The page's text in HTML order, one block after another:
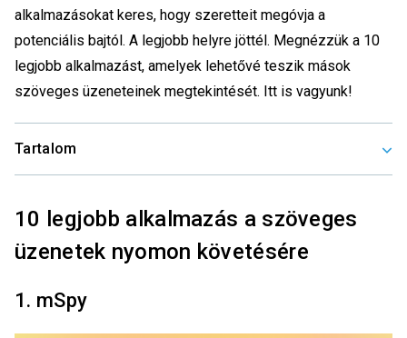
alkalmazásokat keres, hogy szeretteit megóvja a
potenciális bajtól. A legjobb helyre jöttél. Megnézzük a 10
legjobb alkalmazást, amelyek lehetővé teszik mások
szöveges üzeneteinek megtekintését. Itt is vagyunk!
Tartalom
10 legjobb alkalmazás a szöveges
üzenetek nyomon követésére
1. mSpy